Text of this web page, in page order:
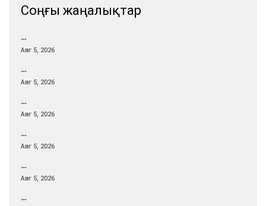
Соңғы жаңалықтар
…
Авг 5, 2026
…
Авг 5, 2026
…
Авг 5, 2026
…
Авг 5, 2026
…
Авг 5, 2026
…